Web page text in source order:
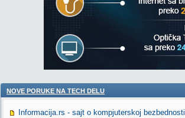
NOVE PORUKE NA TECH DELU
Informacija.rs - sajt o kompjuterskoj bezbednosti